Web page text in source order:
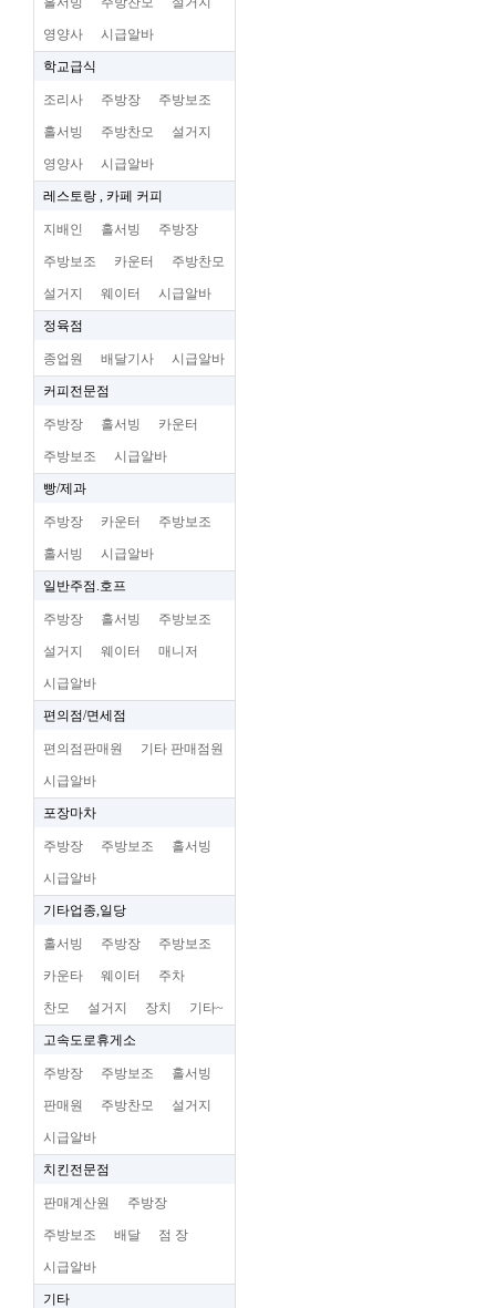
영양사 시급알바
학교급식
조리사 주방장 주방보조
홀서빙 주방찬모 설거지
영양사 시급알바
레스토랑 , 카페 커피
지배인 홀서빙 주방장
주방보조 카운터 주방찬모
설거지 웨이터 시급알바
정육점
종업원 배달기사 시급알바
커피전문점
주방장 홀서빙 카운터
주방보조 시급알바
빵/제과
주방장 카운터 주방보조
홀서빙 시급알바
일반주점.호프
주방장 홀서빙 주방보조
설거지 웨이터 매니저
시급알바
편의점/면세점
편의점판매원 기타 판매점원
시급알바
포장마차
주방장 주방보조 홀서빙
시급알바
기타업종,일당
홀서빙 주방장 주방보조
카운타 웨이터 주차
찬모 설거지 장치 기타~
고속도로휴게소
주방장 주방보조 홀서빙
판매원 주방찬모 설거지
시급알바
치킨전문점
판매계산원 주방장
주방보조 배달 점 장
시급알바
기타